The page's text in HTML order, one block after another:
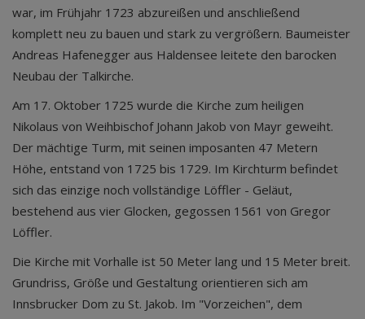
war, im Frühjahr 1723 abzureißen und anschließend
komplett neu zu bauen und stark zu vergrößern. Baumeister
Andreas Hafenegger aus Haldensee leitete den barocken
Neubau der Talkirche.
Am 17. Oktober 1725 wurde die Kirche zum heiligen
Nikolaus von Weihbischof Johann Jakob von Mayr geweiht.
Der mächtige Turm, mit seinen imposanten 47 Metern
Höhe, entstand von 1725 bis 1729. Im Kirchturm befindet
sich das einzige noch vollständige Löffler - Geläut,
bestehend aus vier Glocken, gegossen 1561 von Gregor
Löffler.
Die Kirche mit Vorhalle ist 50 Meter lang und 15 Meter breit.
Grundriss, Größe und Gestaltung orientieren sich am
Innsbrucker Dom zu St. Jakob. Im "Vorzeichen", dem